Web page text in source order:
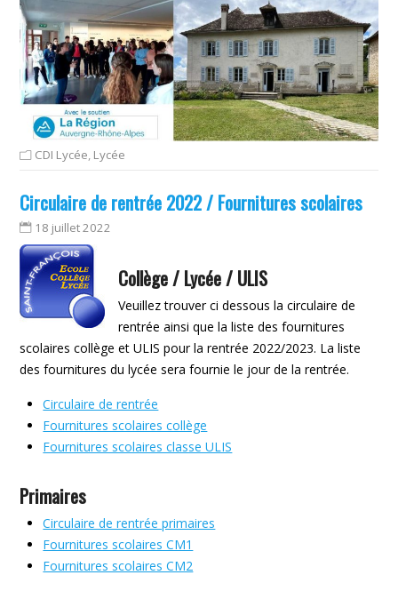
CDI Lycée, Lycée
Circulaire de rentrée 2022 / Fournitures scolaires
18 juillet 2022
Collège / Lycée / ULIS
Veuillez trouver ci dessous la circulaire de
rentrée ainsi que la liste des fournitures
scolaires collège et ULIS pour la rentrée 2022/2023. La liste
des fournitures du lycée sera fournie le jour de la rentrée.
Circulaire de rentrée
Fournitures scolaires collège
Fournitures scolaires classe ULIS
Primaires
Circulaire de rentrée primaires
Fournitures scolaires CM1
Fournitures scolaires CM2